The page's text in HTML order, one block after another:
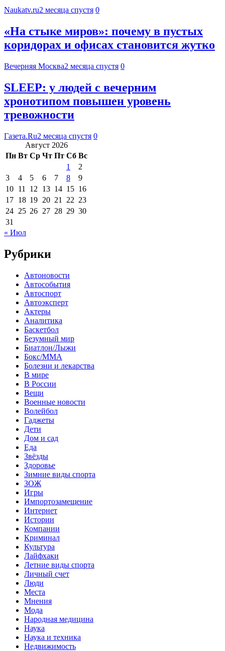
Naukatv.ru2 месяца спустя 0
«На стыке миров»: почему в пустых
коридорах и офисах становится жутко
Вечерняя Москва2 месяца спустя 0
SLEEP: у людей с вечерним
хронотипом повышен уровень
тревожности
Газета.Ru2 месяца спустя 0
Август 2026
Пн Вт Ср Чт Пт Сб Вс
1
2
3
4 5 6 7 8
9
10 11 12 13 14 15 16
17 18 19 20 21 22 23
24 25 26 27 28 29 30
31
« Июл
Рубрики
Автоновости
Автособытия
Автоспорт
Автоэксперт
Актеры
Аналитика
Баскетбол
Безумный мир
Биатлон/Лыжи
Бокс/MMA
Болезни и лекарства
В мире
В России
Вещи
Военные новости
Волейбол
Гаджеты
Дети
Дом и сад
Еда
Звёзды
Здоровье
Зимние виды спорта
ЗОЖ
Игры
Импортозамещение
Интернет
Истории
Компании
Криминал
Культура
Лайфхаки
Летние виды спорта
Личный счет
Люди
Места
Мнения
Мода
Народная медицина
Наука
Наука и техника
Недвижимость